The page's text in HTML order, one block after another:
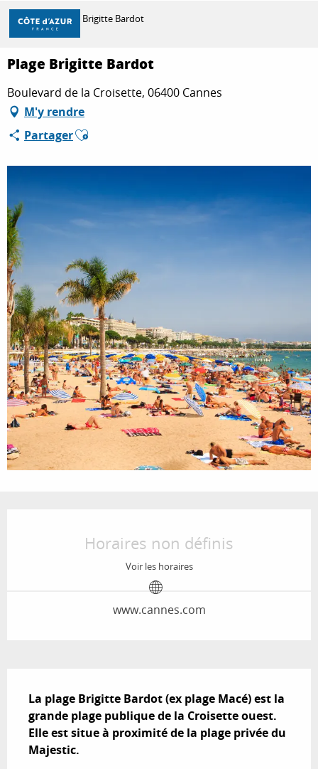
Aller
contenu
principal
DÉCOUVRIR
À FAIRE
SÉJOURNER
Accueil Plage Brigitte Bardot
Plage Brigitte Bardot
Boulevard de la Croisette, 06400 Cannes
M'y rendre
PartagerAjouter aux favoris
Horaires non définis
Voir les horaires
www.cannes.com
La plage Brigitte Bardot (ex plage Macé) est la
grande plage publique de la Croisette ouest.
Elle est situe à proximité de la plage privée du
Majestic.